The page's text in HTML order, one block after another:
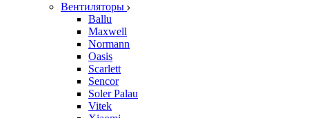
Вентиляторы
Ballu
Maxwell
Normann
Oasis
Scarlett
Sencor
Soler Palau
Vitek